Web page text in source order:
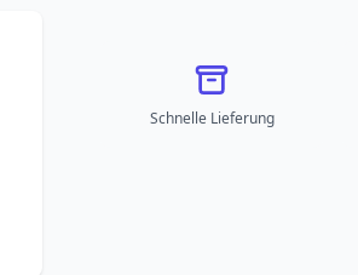
Schnelle Lieferung